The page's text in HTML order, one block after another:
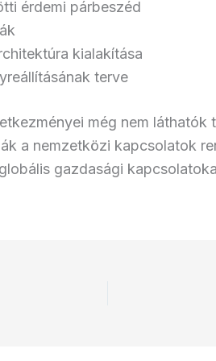
érdemi párbeszéd
kialakítása
terve
még nem láthatók
a nemzetközi kapcsolatok
gazdasági